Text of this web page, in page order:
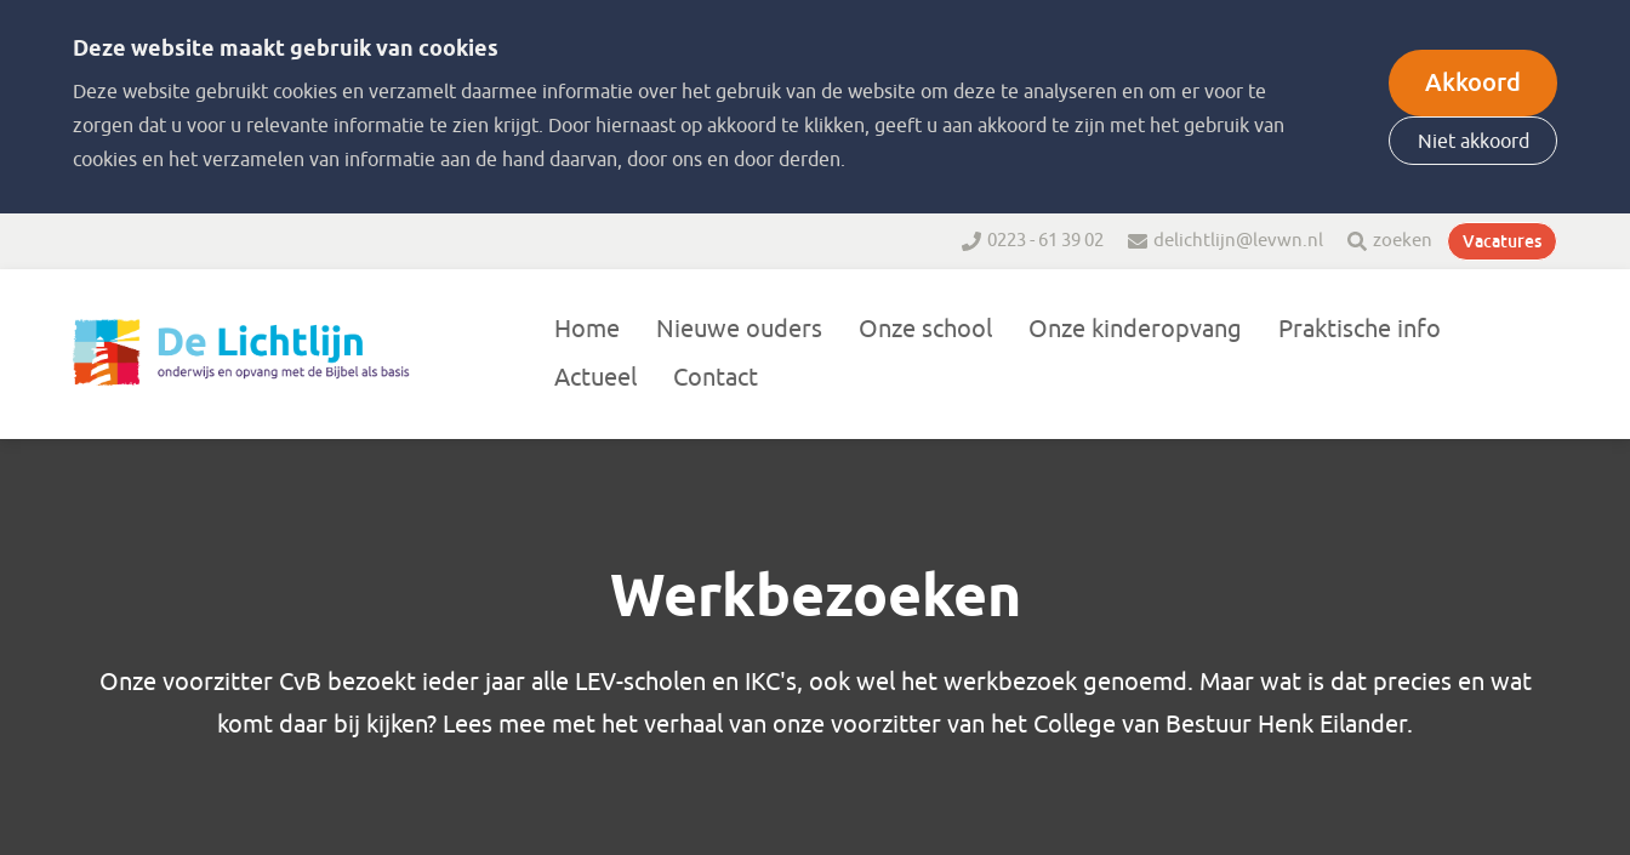
Deze website maakt gebruik van cookies
Deze website gebruikt cookies en verzamelt daarmee informatie over het gebruik van de website om deze te analyseren en om er voor te
zorgen dat u voor u relevante informatie te zien krijgt. Door hiernaast op akkoord te klikken, geeft u aan akkoord te zijn met het gebruik van
cookies en het verzamelen van informatie aan de hand daarvan, door ons en door derden.
Akkoord
Niet akkoord
0223 - 61 39 02 delichtlijn@levwn.nl zoeken Vacatures
Home Nieuwe ouders Onze school Onze kinderopvang
Praktische info
Actueel
Contact
Werkbezoeken
Onze voorzitter CvB bezoekt ieder jaar alle LEV-scholen en IKC's, ook wel het werkbezoek genoemd. Maar wat is dat precies en wat
komt daar bij kijken? Lees mee met het verhaal van onze voorzitter van het College van Bestuur Henk Eilander.